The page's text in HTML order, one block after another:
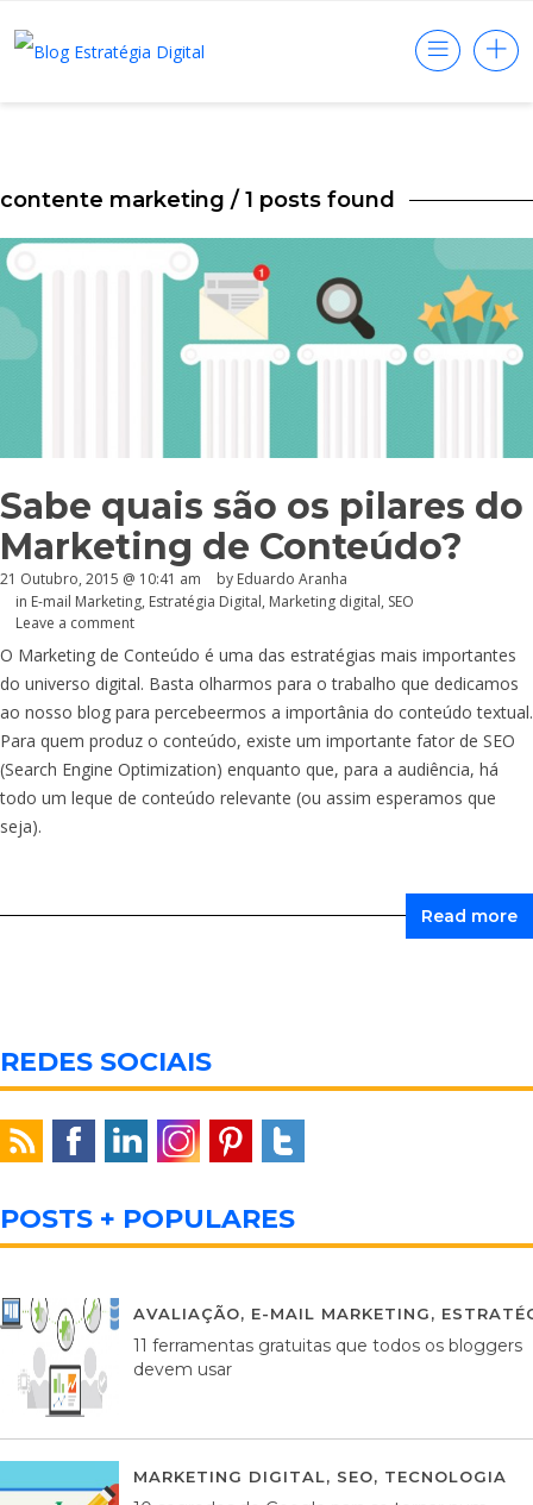
contente marketing / 1 posts found
Sabe quais são os pilares do
Marketing de Conteúdo?
21 Outubro, 2015 @ 10:41 am by Eduardo Aranha
in E-mail Marketing, Estratégia Digital, Marketing digital, SEO
Leave a comment
O Marketing de Conteúdo é uma das estratégias mais importantes
do universo digital. Basta olharmos para o trabalho que dedicamos
ao nosso blog para percebeermos a importânia do conteúdo textual.
Para quem produz o conteúdo, existe um importante fator de SEO
(Search Engine Optimization) enquanto que, para a audiência, há
todo um leque de conteúdo relevante (ou assim esperamos que
seja).
Read more
REDES SOCIAIS
POSTS + POPULARES
AVALIAÇÃO, E-MAIL MARKETING,
11 ferramentas gratuitas que todos os bloggers
devem usar
MARKETING DIGITAL, SEO, TECNOLOGIA